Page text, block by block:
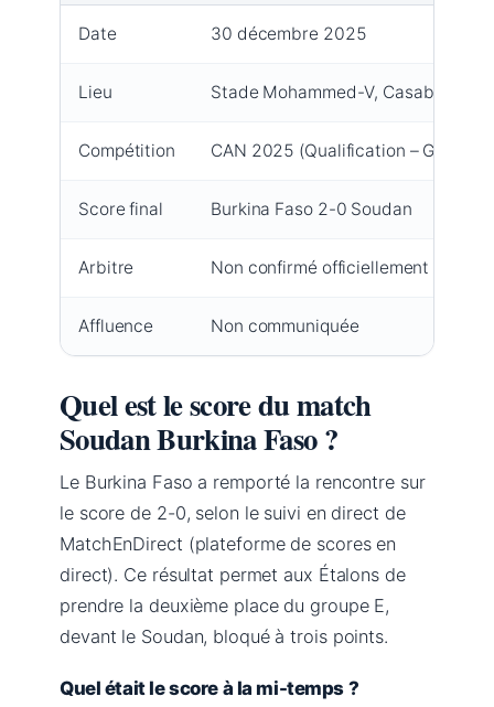
Date 30 décembre 2025
Lieu Stade Mohammed-V, Casablanca,
Compétition CAN 2025 (Qualification – Groupe
Score final Burkina Faso 2-0 Soudan
Arbitre Non confirmé officiellement (Amin
Affluence Non communiquée
Quel est le score du match
Soudan Burkina Faso ?
Le Burkina Faso a remporté la rencontre sur
le score de 2-0, selon le suivi en direct de
MatchEnDirect (plateforme de scores en
direct). Ce résultat permet aux Étalons de
prendre la deuxième place du groupe E,
devant le Soudan, bloqué à trois points.
Quel était le score à la mi-temps ?